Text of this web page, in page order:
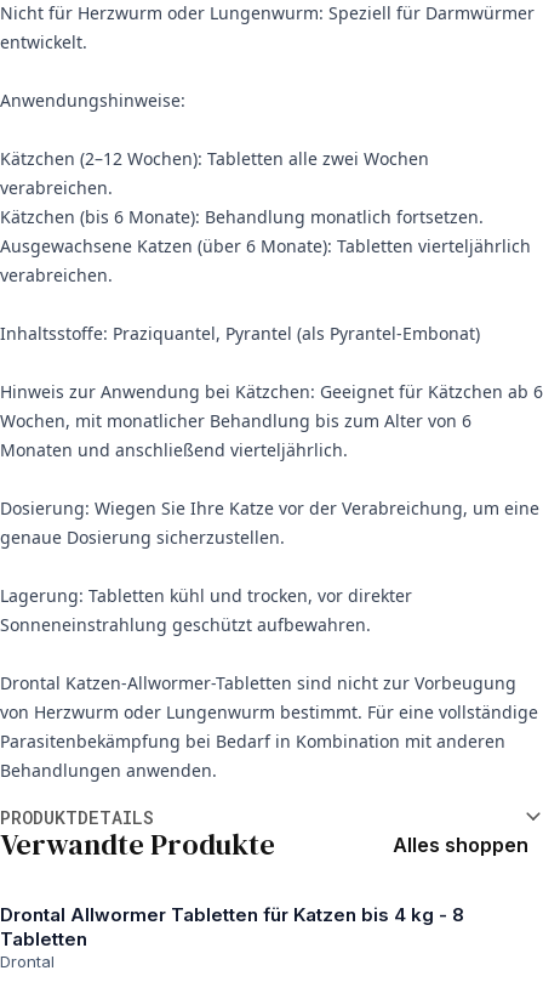
Nicht für Herzwurm oder Lungenwurm: Speziell für Darmwürmer
entwickelt.
Anwendungshinweise:
Kätzchen (2–12 Wochen): Tabletten alle zwei Wochen
verabreichen.
Kätzchen (bis 6 Monate): Behandlung monatlich fortsetzen.
Ausgewachsene Katzen (über 6 Monate): Tabletten vierteljährlich
verabreichen.
Inhaltsstoffe: Praziquantel, Pyrantel (als Pyrantel-Embonat)
Hinweis zur Anwendung bei Kätzchen: Geeignet für Kätzchen ab 6
Wochen, mit monatlicher Behandlung bis zum Alter von 6
Monaten und anschließend vierteljährlich.
Dosierung: Wiegen Sie Ihre Katze vor der Verabreichung, um eine
genaue Dosierung sicherzustellen.
Lagerung: Tabletten kühl und trocken, vor direkter
Sonneneinstrahlung geschützt aufbewahren.
Drontal Katzen-Allwormer-Tabletten sind nicht zur Vorbeugung
von Herzwurm oder Lungenwurm bestimmt. Für eine vollständige
Parasitenbekämpfung bei Bedarf in Kombination mit anderen
Behandlungen anwenden.
PRODUKTDETAILS
Verwandte Produkte Alles shoppen
Drontal Allwormer Tabletten für Katzen bis 4 kg - 8
Tabletten
Drontal